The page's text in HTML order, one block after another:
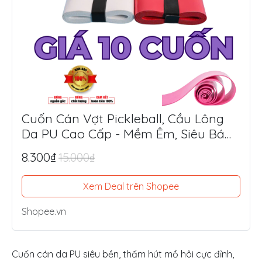
Cuốn Cán Vợt Pickleball, Cầu Lông
Da PU Cao Cấp - Mềm Êm, Siêu Bám
Tay, Chống Trượt Tối Ưu
8.300₫15.000₫
Xem Deal trên Shopee
Shopee.vn
Cuốn cán da PU siêu bền, thấm hút mồ hôi cực đỉnh,